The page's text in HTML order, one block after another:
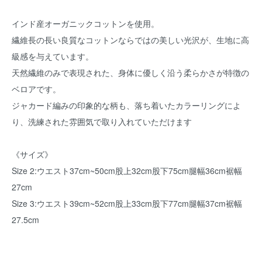
インド産オーガニックコットンを使用。
繊維長の長い良質なコットンならではの美しい光沢が、生地に高
級感を与えています。
天然繊維のみで表現された、身体に優しく沿う柔らかさが特徴の
ベロアです。
ジャカード編みの印象的な柄も、落ち着いたカラーリングによ
り、洗練された雰囲気で取り入れていただけます
《サイズ》
Size 2:ウエスト37cm~50cm股上32cm股下75cm腿幅36cm裾幅
27cm
Size 3:ウエスト39cm~52cm股上33cm股下77cm腿幅37cm裾幅
27.5cm